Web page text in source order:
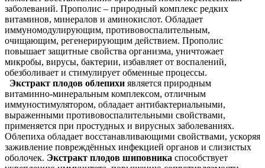
заболеваний. Прополис – природный комплекс редких
витаминов, минералов и аминокислот. Обладает
иммуномодулирующим, противовоспалительным,
очищающим, регенерирующим действием. Прополис
повышает защитные свойства организма, уничтожает
микробы, вирусы, бактерии, избавляет от воспалений,
обезболивает и стимулирует обменные процессы.
Экстракт плодов облепихи является природным
витаминно-минеральным комплексом, отличным
иммуностимулятором, обладает антибактериальными,
выраженными противовоспалительными свойствами,
применяется при простудных и вирусных заболеваниях.
Облепиха обладает восстанавливающими свойствами, ускоряя
заживление повреждённых инфекцией органов и слизистых
оболочек. Экстракт плодов шиповника способствует